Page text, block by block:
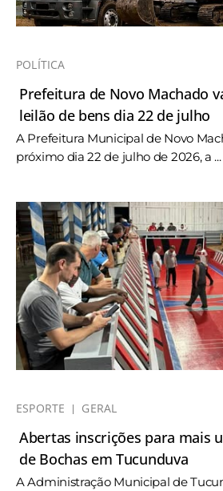
POLÍTICA
Prefeitura de Novo Machado
leilão de bens dia 22 de julho
A Prefeitura Municipal de Novo
próximo dia 22 de julho de 2026, a ...
ESPORTE GERAL
Abertas inscrições para mais
de Bochas em Tucunduva
A Administração Municipal de